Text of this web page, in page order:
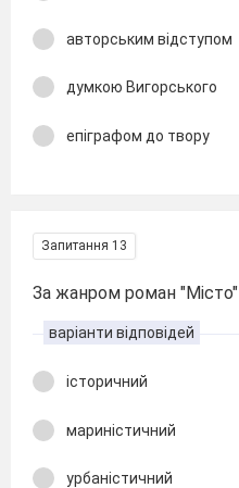
авторським відступом
думкою Вигорського
епіграфом до твору
Запитання 13
За жанром роман "Місто"
варіанти відповідей
історичний
мариністичний
урбаністичний